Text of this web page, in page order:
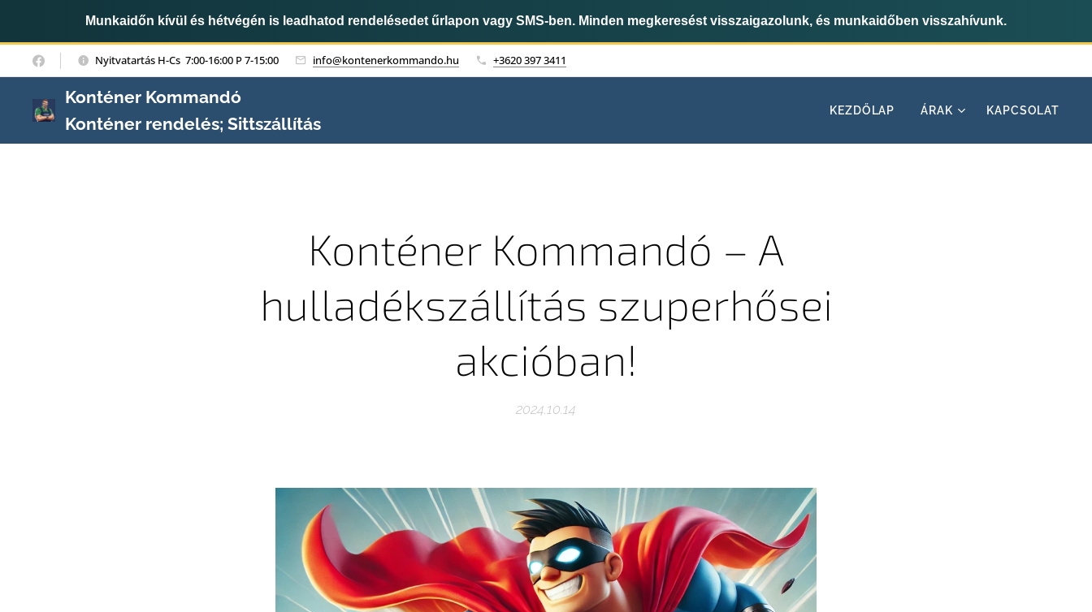
Munkaidőn kívül és hétvégén is leadhatod rendelésedet űrlapon vagy SMS-ben. Minden megkeresést visszaigazolunk, és munkaidőben visszahívunk.
Nyitvatartás H-Cs 7:00-16:00 P 7-15:00 info@kontenerkommando.hu +3620 397 3411
Konténer Kommandó
Konténer rendelés; Sittszállítás
KEZDŐLAP ÁRAK KAPCSOLAT
Konténer Kommandó – A
hulladékszállítás szuperhősei
akcióban!
2024.10.14